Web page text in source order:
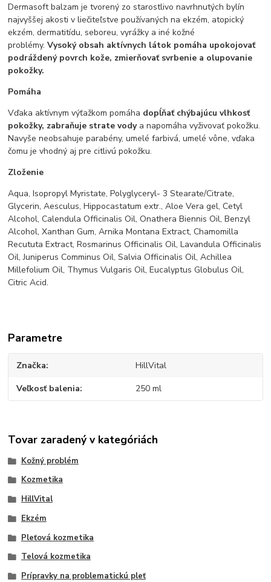
Dermasoft balzam je tvorený zo starostlivo navrhnutých bylín
najvyššej akosti v liečiteľstve používaných na ekzém, atopický
ekzém, dermatitídu, seboreu, vyrážky a iné kožné
problémy.Vysoký obsah aktívnych látok pomáha upokojovať
podráždený povrch kože, zmierňovať svrbenie a olupovanie
pokožky.
Pomáha
Vďaka aktívnym výťažkom pomáha dopĺňať chýbajúcu vlhkosť
pokožky, zabraňuje strate vodya napomáha vyživovať pokožku.
Navyše neobsahuje parabény, umelé farbivá, umelé vône, vďaka
čomu je vhodný aj pre citlivú pokožku.
Zloženie
Aqua, Isopropyl Myristate, Polyglyceryl- 3 Stearate/Citrate,
Glycerin, Aesculus, Hippocastatum extr., Aloe Vera gel, Cetyl
Alcohol, Calendula Officinalis Oil, Onathera Biennis Oil, Benzyl
Alcohol, Xanthan Gum, Arnika Montana Extract, Chamomilla
Recututa Extract, Rosmarinus Officinalis Oil, Lavandula Officinalis
Oil, Juniperus Comminus Oil, Salvia Officinalis Oil, Achillea
Millefolium Oil, Thymus Vulgaris Oil, Eucalyptus Globulus Oil,
Citric Acid.
Parametre
Značka HillVital
Veľkosť balenia 250 ml
Tovar zaradený v kategóriách
Kožný problém
Kozmetika
HillVital
Ekzém
Pleťová kozmetika
Telová kozmetika
Prípravky na problematickú pleť